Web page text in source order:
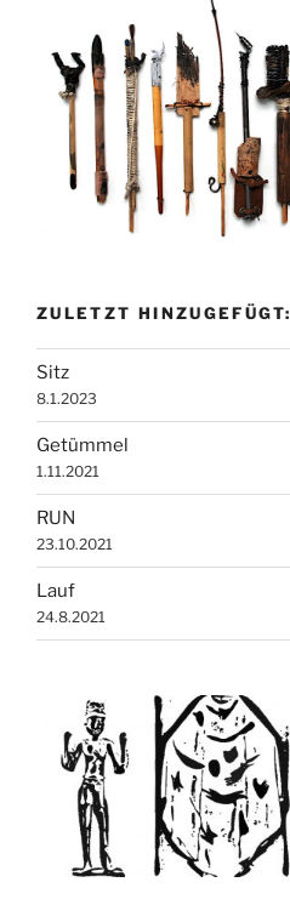
ZULETZT HINZUGEFÜGT:
Sitz
8.1.2023
Getümmel
1.11.2021
RUN
23.10.2021
Lauf
24.8.2021